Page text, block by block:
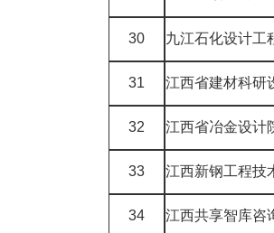
30 九江石化设计工
31 江西省建材科研
32 江西省冶金设计
33 江西新钢工程技
34 江西共享智库咨